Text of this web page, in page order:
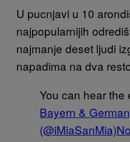
U pucnjavi u 10
najpopularnijih
najmanje deset ljudi
napadima na dva
You can hear the
Bayern &
(@iMiaSanMia)